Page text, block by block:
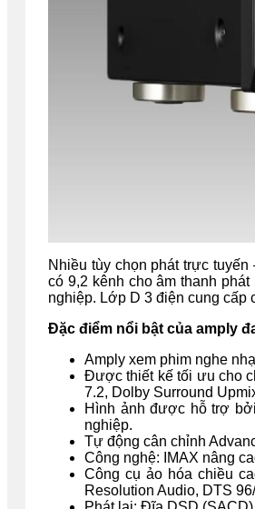
Nhiều tùy chọn phát trực
có 9,2 kênh cho âm thanh
nghiệp. Lớp D 3 điện cung cấp
Đặc điểm nổi bật của amply
Amply xem phim nghe
Được thiết kế tối ưu cho
7.2, Dolby Surround
Hình ảnh được hỗ trợ
nghiệp.
Tự động cân chỉnh
Công nghệ: IMAX nâng
Công cụ ảo hóa chiều
Resolution Audio, DTS